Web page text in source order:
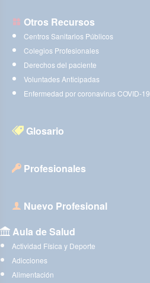
Otros Recursos
Centros Sanitarios Públicos
Colegios Profesionales
Derechos del paciente
Voluntades Anticipadas
Enfermedad por coronavirus COVID-19
Glosario
Profesionales
Nuevo Profesional
Aula de Salud
Actividad Física y Deporte
Adicciones
Alimentación